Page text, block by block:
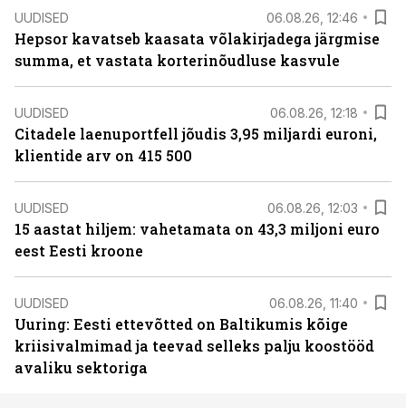
UUDISED 06.08.26, 12:46
Hepsor kavatseb kaasata võlakirjadega järgmise
summa, et vastata korterinõudluse kasvule
UUDISED 06.08.26, 12:18
Citadele laenuportfell jõudis 3,95 miljardi euroni,
klientide arv on 415 500
UUDISED 06.08.26, 12:03
15 aastat hiljem: vahetamata on 43,3 miljoni euro
eest Eesti kroone
UUDISED 06.08.26, 11:40
Uuring: Eesti ettevõtted on Baltikumis kõige
kriisivalmimad ja teevad selleks palju koostööd
avaliku sektoriga